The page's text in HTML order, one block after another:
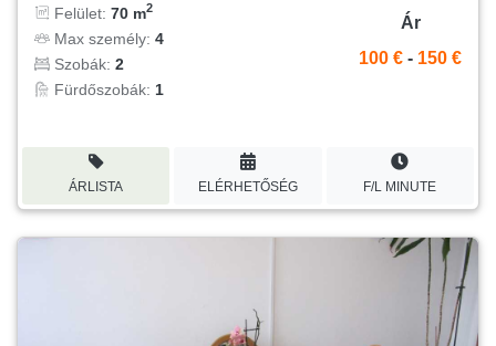
Felület: 70 m2
Max személy: 4
Szobák: 2
Fürdőszobák: 1
Ár
100 € - 150 €
ÁRLISTA ELÉRHETŐSÉG F/L MINUTE